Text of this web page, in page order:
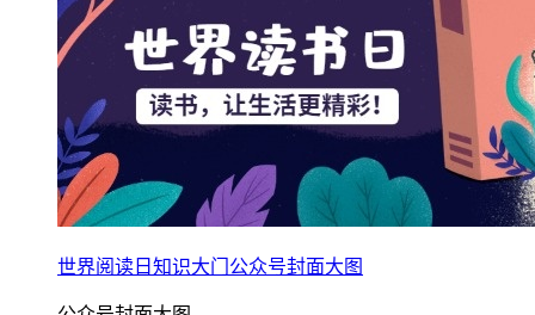
世界阅读日知识大门公众号封面大图